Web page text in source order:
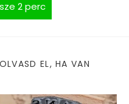
EL, HA VAN